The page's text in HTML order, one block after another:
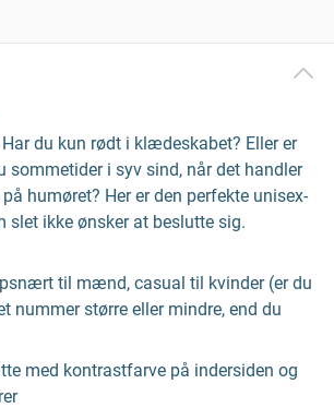
du kun rødt i klædeskabet? Eller er
sommetider i syv sind, når det handler
humøret? Her er den perfekte unisex-
slet ikke ønsker at beslutte sig.
til mænd, casual til kvinder (er du
nummer større eller mindre, end du
med kontrastfarve på indersiden og